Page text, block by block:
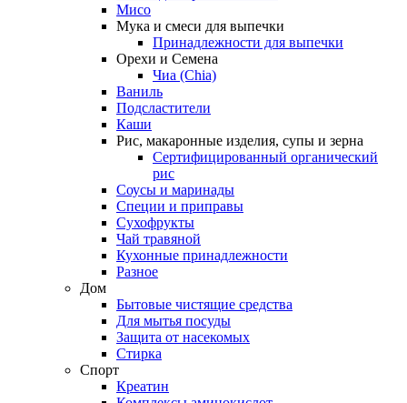
Мисо
Мука и смеси для выпечки
Принадлежности для выпечки
Орехи и Семена
Чиа (Chia)
Ваниль
Подсластители
Каши
Рис, макаронные изделия, супы и зерна
Сертифицированный органический
рис
Соусы и маринады
Специи и приправы
Сухофрукты
Чай травяной
Кухонные принадлежности
Разное
Дом
Бытовые чистящие средства
Для мытья посуды
Защита от насекомых
Стирка
Спорт
Креатин